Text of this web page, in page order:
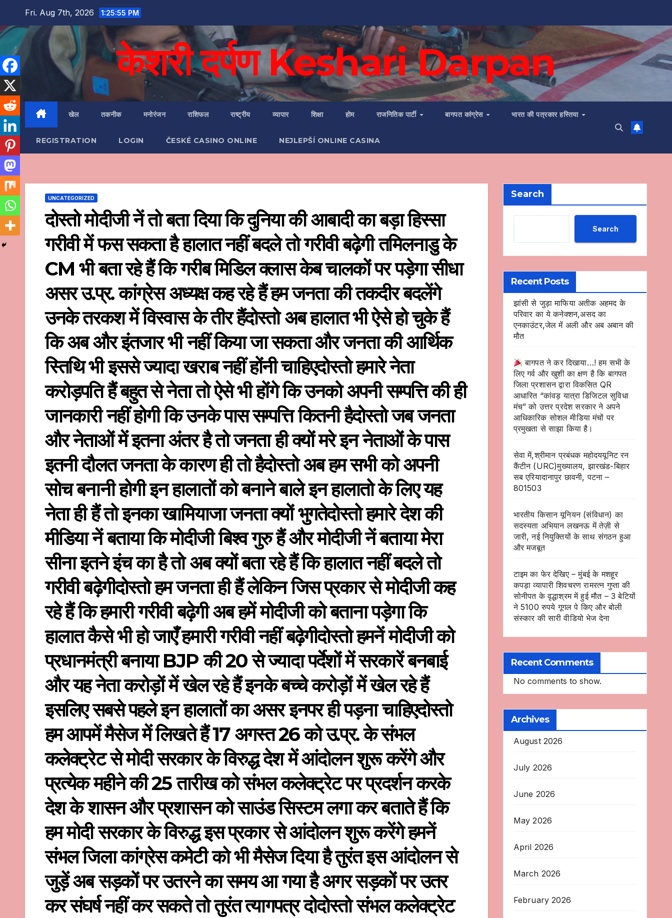
content
Fri. Aug 7th, 2026 1:25:57 PM
केशरी दर्पण Keshari Darpan
खेल तकनीक मनोरंजन राशिफल राष्ट्रीय व्यापार शिक्षा होम राजनितिक पार्टी बागपत कांग्रेस भारत की पत्रकार हस्तिया
REGISTRATION LOGIN ČESKÉ CASINO ONLINE NEJLEPŠÍ ONLINE CASINA
UNCATEGORIZED
दोस्तो मोदीजी नें तो बता दिया कि दुनिया की आबादी का बड़ा हिस्सा
गरीवी में फस सकता है हालात नहीं बदले तो गरीवी बढ़ेगी तमिलनाडु के
CM भी बता रहे हैं कि गरीब मिडिल क्लास केब चालकों पर पड़ेगा सीधा
असर उ.प्र. कांग्रेस अध्यक्ष कह रहे हैं हम जनता की तकदीर बदलेंगे
उनके तरकश में विस्वास के तीर हैंदोस्तो अब हालात भी ऐसे हो चुके हैं
कि अब और इंतजार भी नहीं किया जा सकता और जनता की आर्थिक
स्तिथि भी इससे ज्यादा खराब नहीं होंनी चाहिएदोस्तो हमारे नेता
करोड़पति हैं बहुत से नेता तो ऐसे भी होंगे कि उनको अपनी सम्पत्ति की ही
जानकारी नहीं होगी कि उनके पास सम्पत्ति कितनी हैदोस्तो जब जनता
और नेताओं में इतना अंतर है तो जनता ही क्यों मरे इन नेताओं के पास
इतनी दौलत जनता के कारण ही तो हैदोस्तो अब हम सभी को अपनी
सोच बनानी होगी इन हालातों को बनाने बाले इन हालातो के लिए यह
नेता ही हैं तो इनका खामियाजा जनता क्यों भुगतेदोस्तो हमारे देश की
मीडिया नें बताया कि मोदीजी बिश्व गुरु हैं और मोदीजी नें बताया मेरा
सीना इतने इंच का है तो अब क्यों बता रहे हैं कि हालात नहीं बदले तो
गरीवी बढ़ेगीदोस्तो हम जनता ही हैं लेकिन जिस प्रकार से मोदीजी कह
रहे हैं कि हमारी गरीवी बढ़ेगी अब हमें मोदीजी को बताना पड़ेगा कि
हालात कैसे भी हो जाएँ हमारी गरीवी नहीं बढ़ेगीदोस्तो हमनें मोदीजी को
प्रधानमंत्री बनाया BJP की 20 से ज्यादा पर्देशों में सरकारें बनबाई
और यह नेता करोड़ों में खेल रहे हैं इनके बच्चे करोड़ों में खेल रहे हैं
इसलिए सबसे पहले इन हालातों का असर इनपर ही पड़ना चाहिएदोस्तो
हम आपमें मैसेज में लिखते हैं 17 अगस्त 26 को उ.प्र. के संभल
कलेक्ट्रेट से मोदी सरकार के विरुद्ध देश में आंदोलन शुरू करेंगे और
प्रत्येक महीने की 25 तारीख को संभल कलेक्ट्रेट पर प्रदर्शन करके
देश के शासन और प्रशासन को साउंड सिस्टम लगा कर बताते हैं कि
हम मोदी सरकार के विरुद्ध इस प्रकार से आंदोलन शुरू करेंगे हमनें
संभल जिला कांग्रेस कमेटी को भी मैसेज दिया है तुरंत इस आंदोलन से
जुड़ें अब सड़कों पर उतरने का समय आ गया है अगर सड़कों पर उतर
कर संघर्ष नहीं कर सकते तो तुरंत त्यागपत्र दोदोस्तो संभल कलेक्ट्रेट
Search
Search
Recent Posts
झांसी से जुड़ा माफिया अतीक अहमद के
परिवार का ये कनेक्शन,असद का
एनकाउंटर,जेल में अली और अब अबान की
मौत
बागपत ने कर दिखाया…! हम सभी के
लिए गर्व और खुशी का क्षण है कि बागपत
जिला प्रशासन द्वारा विकसित QR
आधारित “कांवड़ यात्रा डिजिटल सुविधा
मंच” को उत्तर प्रदेश सरकार ने अपने
आधिकारिक सोशल मीडिया मंचों पर
प्रमुखता से साझा किया है।
सेवा में,श्रीमान प्रबंधक महोदययूनिट रन
कैंटीन (URC)मुख्यालय, झारखंड-बिहार
सब एरियादानापुर छावनी, पटना –
801503
भारतीय किसान यूनियन (संविधान) का
सदस्यता अभियान लखनऊ में तेज़ी से
जारी, नई नियुक्तियों के साथ संगठन हुआ
और मजबूत
टाइम का फेर देखिए – मुंबई के मशहूर
कपड़ा व्यापारी शिवचरण रामरत्न गुप्ता की
सोनीपत के वृद्धाश्रम में हुई मौत – 3 बेटियों
ने 5100 रुपये गूगल पे किए और बोली
संस्कार की सारी वीडियो भेज देना
Recent Comments
No comments to show.
Archives
August 2026
July 2026
June 2026
May 2026
April 2026
March 2026
February 2026